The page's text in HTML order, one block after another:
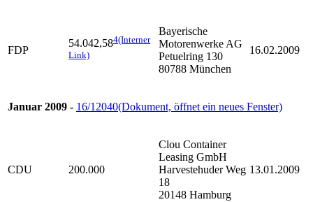
FDP
54.042,584(Interner
Link)
Bayerische
Motorenwerke AG
Petuelring 130
80788 München
16.02.2009
Januar 2009 - 16/12040(Dokument, öffnet ein neues Fenster)
CDU 200.000
Clou Container
Leasing GmbH
Harvestehuder Weg
18
20148 Hamburg
13.01.2009